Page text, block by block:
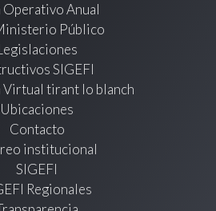
Operativo Anual
Público
SIGEFI
tirant lo blanch
Ubicaciones
Contacto
institucional
SIGEFI
Regionales